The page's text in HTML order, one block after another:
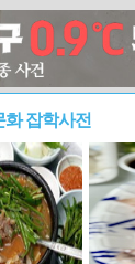
잡학사전